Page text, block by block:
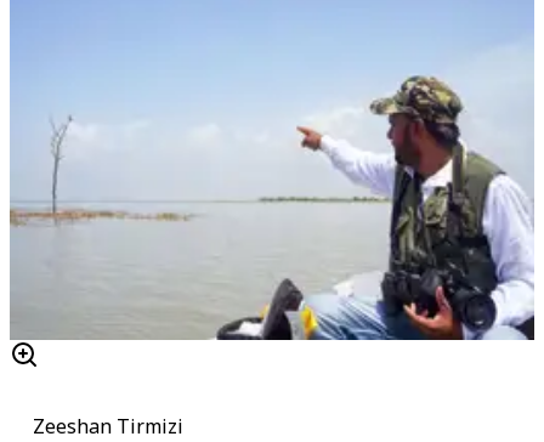
Zeeshan Tirmizi